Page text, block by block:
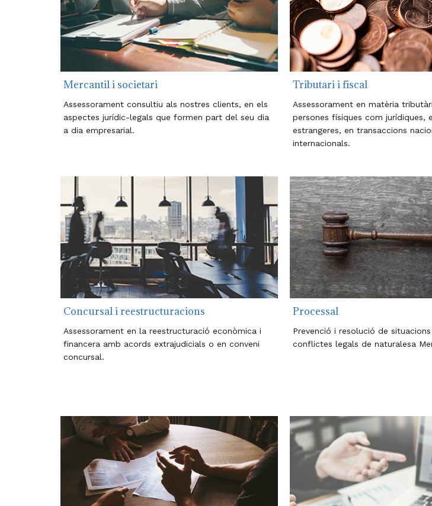
Mercantil i societari
Assessorament consultiu als nostres clients, en els
aspectes jurídic-legals que formen part del seu dia
a dia empresarial.
Tributari i fiscal
Assessorament en matèria
persones físiques com jurídiques,
estrangeres, en transaccions
internacionals.
Concursal i reestructuracions
Assessorament en la reestructuració econòmica i
financera amb acords extrajudicials o en conveni
concursal.
Processal
Prevenció i resolució de
conflictes legals de naturalesa